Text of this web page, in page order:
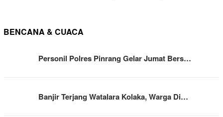
BENCANA & CUACA
Personil Polres Pinrang Gelar Jumat Bers…
Banjir Terjang Watalara Kolaka, Warga Di…